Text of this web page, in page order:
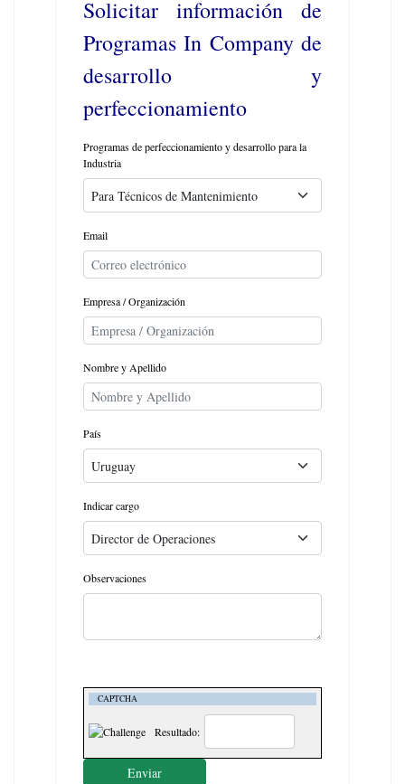
Solicitar información de
Programas In Company de
desarrollo y
perfeccionamiento
Programas de perfeccionamiento y desarrollo para la
Industria
Email
Empresa / Organización
Nombre y Apellido
País
Indicar cargo
Observaciones
CAPTCHA
Resultado:
Enviar